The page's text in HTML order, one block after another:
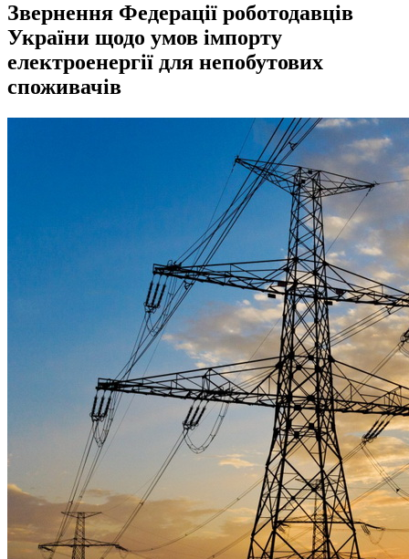
Звернення Федерації роботодавців
України щодо умов імпорту
електроенергії для непобутових
споживачів